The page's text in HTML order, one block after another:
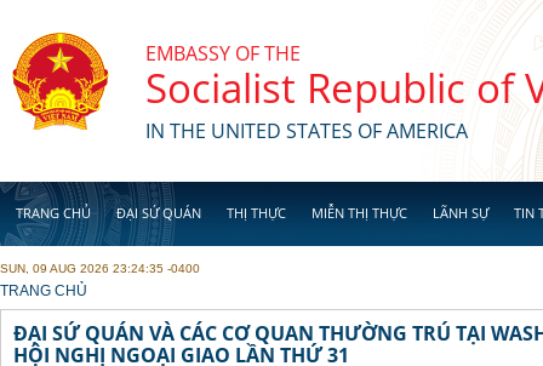
EMBASSY OF THE
Socialist Republic of
IN THE UNITED STATES OF AMERICA
TRANG CHỦ ĐẠI SỨ QUÁN THỊ THỰC MIỄN THỊ THỰC LÃNH SỰ TIN
SUN, 09 AUG 2026 23:24:35 -0400
YOU ARE HERE
TRANG CHỦ
ĐẠI SỨ QUÁN VÀ CÁC CƠ QUAN THƯỜNG TRÚ TẠI
HỘI NGHỊ NGOẠI GIAO LẦN THỨ 31